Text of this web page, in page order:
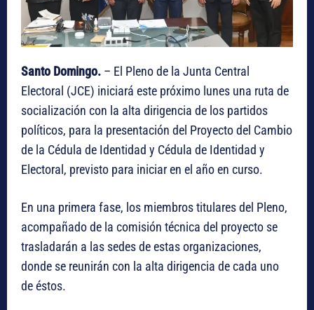
Santo Domingo. – El Pleno de la Junta Central
Electoral (JCE) iniciará este próximo lunes una ruta de
socialización con la alta dirigencia de los partidos
políticos, para la presentación del Proyecto del Cambio
de la Cédula de Identidad y Cédula de Identidad y
Electoral, previsto para iniciar en el año en curso.
En una primera fase, los miembros titulares del Pleno,
acompañado de la comisión técnica del proyecto se
trasladarán a las sedes de estas organizaciones,
donde se reunirán con la alta dirigencia de cada uno
de éstos.